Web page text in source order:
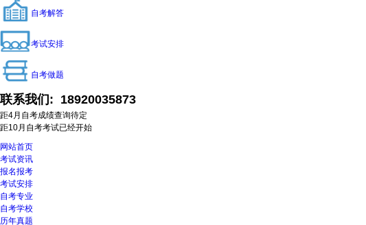
自考解答
考试安排
自考做题
联系我们: 18920035873
距4月自考成绩查询待定
距10月自考考试已经开始
网站首页
考试资讯
报名报考
考试安排
自考专业
自考学校
历年真题